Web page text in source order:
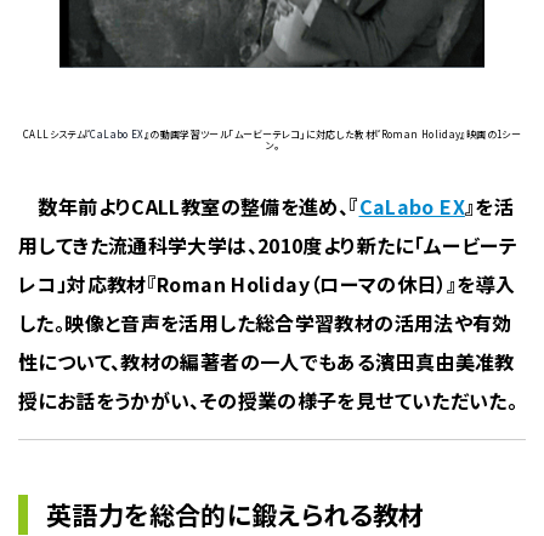
CALLシステム『CaLabo EX』の動画学習ツール「ムービーテレコ」に対応した教材『Roman Holiday』映画の1シー
ン。
数年前よりCALL教室の整備を進め、『CaLabo EX』を活
用してきた流通科学大学は、2010度より新たに「ムービーテ
レコ」対応教材『Roman Holiday（ローマの休日）』を導入
した。映像と音声を活用した総合学習教材の活用法や有効
性について、教材の編著者の一人でもある濱田真由美准教
授にお話をうかがい、その授業の様子を見せていただいた。
英語力を総合的に鍛えられる教材